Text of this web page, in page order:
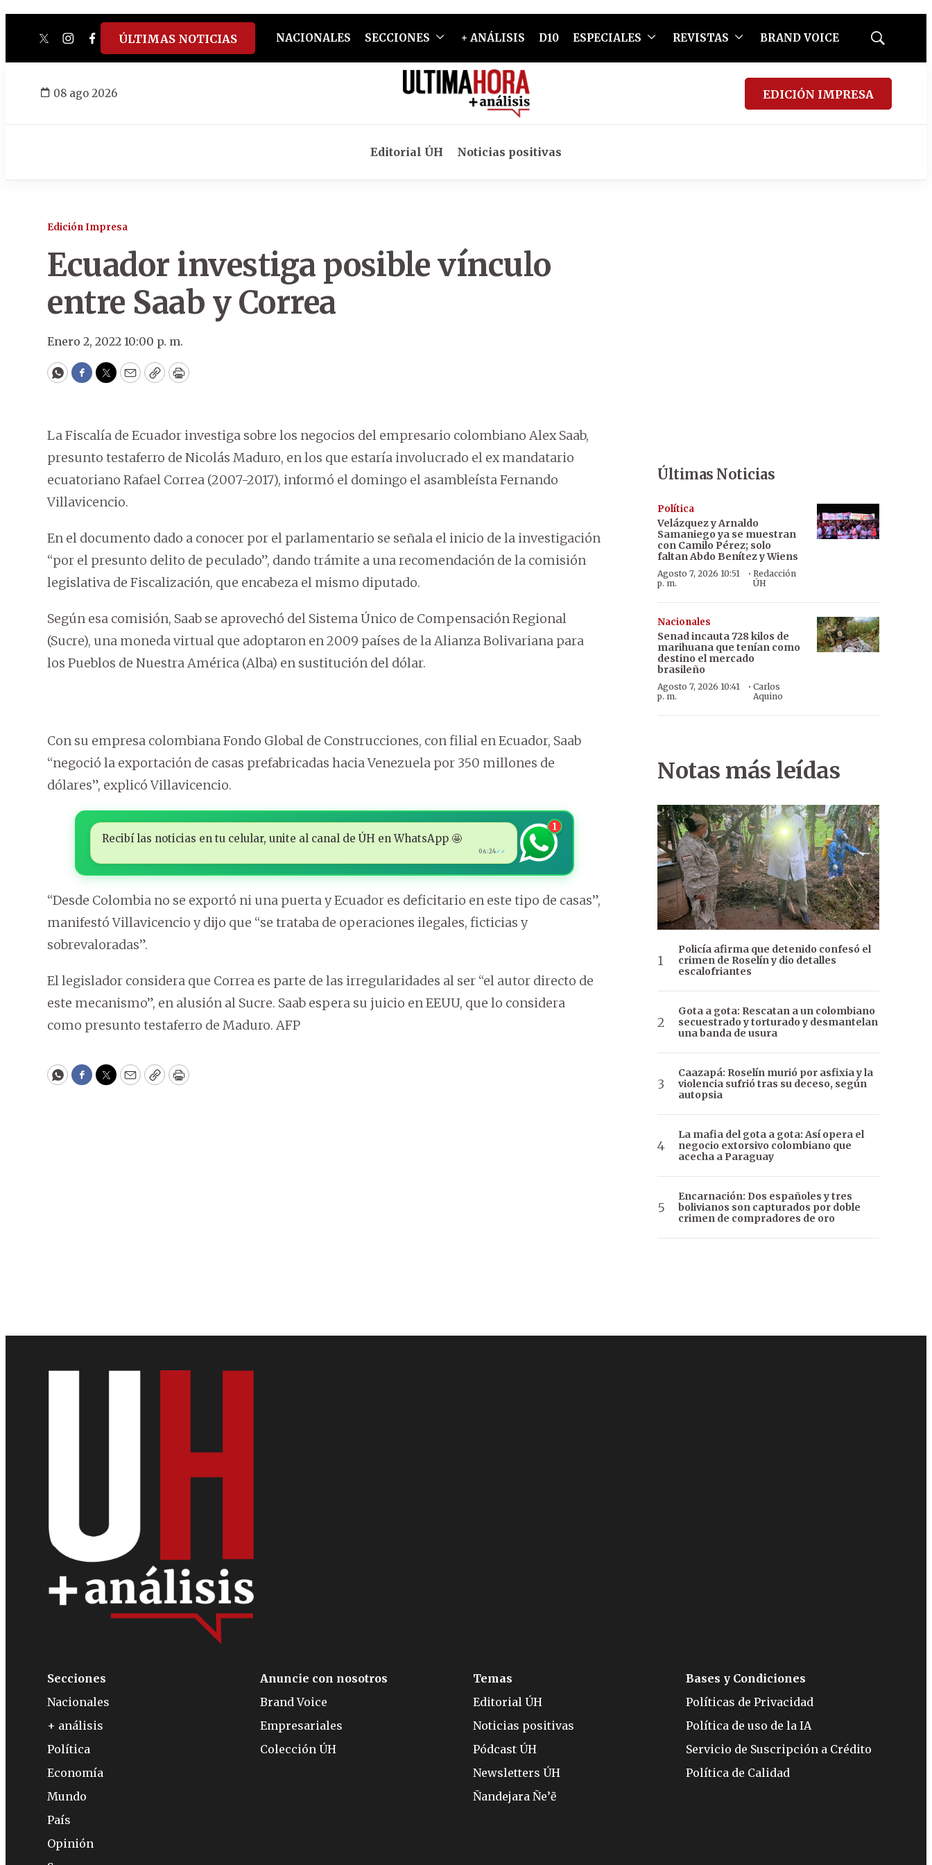
twitterinstagram
facebook
tiktokyoutube
spotify
ÚLTIMAS NOTICIAS NACIONALES SECCIONES + ANÁLISIS D10 ESPECIALES REVISTAS BRAND VOICE
Mostrar
08 ago 2026 EDICIÓN IMPRESA
Editorial ÚH Noticias positivas
Edición Impresa
Ecuador investiga posible vínculo
entre Saab y Correa
Enero 2, 2022 10:00 p. m.
WhatsApp
Facebook
Twitter
EmailCopyPrint
La Fiscalía de Ecuador investiga sobre los negocios del empresario colombiano Alex Saab,
presunto testaferro de Nicolás Maduro, en los que estaría involucrado el ex mandatario
ecuatoriano Rafael Correa (2007-2017), informó el domingo el asambleísta Fernando
Villavicencio.
En el documento dado a conocer por el parlamentario se señala el inicio de la investigación
“por el presunto delito de peculado”, dando trámite a una recomendación de la comisión
legislativa de Fiscalización, que encabeza el mismo diputado.
Según esa comisión, Saab se aprovechó del Sistema Único de Compensación Regional
(Sucre), una moneda virtual que adoptaron en 2009 países de la Alianza Bolivariana para
los Pueblos de Nuestra América (Alba) en sustitución del dólar.
Con su empresa colombiana Fondo Global de Construcciones, con filial en Ecuador, Saab
“negoció la exportación de casas prefabricadas hacia Venezuela por 350 millones de
dólares”, explicó Villavicencio.
Recibí las noticias en tu celular, unite al canal de ÚH en WhatsApp 🤩
06:24✓✓
1
“Desde Colombia no se exportó ni una puerta y Ecuador es deficitario en este tipo de casas”,
manifestó Villavicencio y dijo que “se trataba de operaciones ilegales, ficticias y
sobrevaloradas”.
El legislador considera que Correa es parte de las irregularidades al ser “el autor directo de
este mecanismo”, en alusión al Sucre. Saab espera su juicio en EEUU, que lo considera
como presunto testaferro de Maduro. AFP
WhatsApp
Facebook
Twitter
EmailCopyPrint
Últimas Noticias
Política
Velázquez y Arnaldo
Samaniego ya se muestran
con Camilo Pérez; solo
faltan Abdo Benítez y Wiens
Agosto 7, 2026 10:51
p. m.
·Redacción
ÚH
Nacionales
Senad incauta 728 kilos de
marihuana que tenían como
destino el mercado
brasileño
Agosto 7, 2026 10:41
p. m.
· Carlos
Aquino
Notas más leídas
Policía afirma que detenido confesó el
crimen de Roselín y dio detalles
escalofriantes
Gota a gota: Rescatan a un colombiano
secuestrado y torturado y desmantelan
una banda de usura
Caazapá: Roselín murió por asfixia y la
violencia sufrió tras su deceso, según
autopsia
La mafia del gota a gota: Así opera el
negocio extorsivo colombiano que
acecha a Paraguay
Encarnación: Dos españoles y tres
bolivianos son capturados por doble
crimen de compradores de oro
Secciones
Nacionales
+ análisis
Política
Economía
Mundo
País
Opinión
Anuncie con nosotros
Brand Voice
Empresariales
Colección ÚH
Temas
Editorial ÚH
Noticias positivas
Pódcast ÚH
Newsletters ÚH
Ñandejara Ñe’ẽ
Bases y Condiciones
Políticas de Privacidad
Política de uso de la IA
Servicio de Suscripción a Crédito
Política de Calidad